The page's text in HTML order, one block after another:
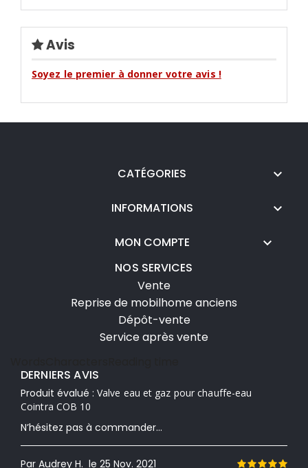
Avis
Soyez le premier à donner votre avis !
CATÉGORIES 
INFORMATIONS 
MON COMPTE 
NOS SERVICES
Vente
Reprise de mobilhome anciens
Dépôt-vente
Service après vente
DERNIERS AVIS
Produit évalué : Valve eau et gaz pour chauffe-eau
Cointra COB 10
N’hésitez pas à commander...
Par Audrey H. le 25 Nov. 2021